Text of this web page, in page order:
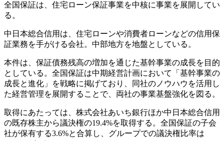
全国保証は、住宅ローン保証事業を中核に事業を展開してい
る。
中日本総合信用は、住宅ローンや消費者ローンなどの信用保
証業務を手がける会社。中部地方を地盤としている。
本件は、保証債務残高の増加を通じた基幹事業の成長を目的
としている。全国保証は中期経営計画において「基幹事業の
成長と進化」を戦略に掲げており、同社のノウハウを活用し
た経営管理を展開することで、両社の事業基盤強化を図る。
取得にあたっては、株式会社あいち銀行ほか中日本総合信用
の既存株主から議決権の19.4%を取得する。全国保証の子会
社が保有する3.6%と合算し、グループでの議決権比率は